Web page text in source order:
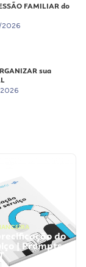
FAMILIAR do
sua
do
| Prompts